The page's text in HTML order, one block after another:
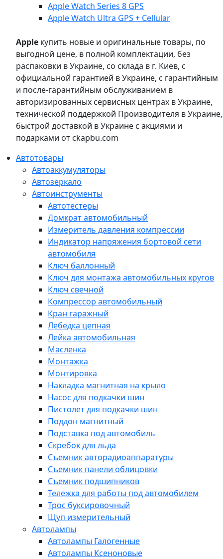
Apple Watch Series 8 GPS
Apple Watch Ultra GPS + Cellular
Apple купить новые и оригинальные товары, по
выгодной цене, в полной комплектации, без
распаковки в Украине, со склада в г. Киев, с
официальной гарантией в Украине, с гарантийным
и после-гарантийным обслуживанием в
авторизированных сервисных центрах в Украине,
технической поддержкой Производителя в Украине,
быстрой доставкой в Украине с акциями и
подарками от ckapbu.com
Автотовары
Автоаккумуляторы
Автозеркало
Автоинструменты
Автотестеры
Домкрат автомобильный
Измеритель давления компрессии
Индикатор напряжения бортовой сети
автомобиля
Ключ баллонный
Ключ для монтажа автомобильных кругов
Ключ свечной
Компрессор автомобильный
Кран гаражный
Лебедка цепная
Лейка автомобильная
Масленка
Монтажка
Монтировка
Накладка магнитная на крыло
Насос для подкачки шин
Пистолет для подкачки шин
Поддон магнитный
Подставка под автомобиль
Скребок для льда
Съемник авторадиоаппаратуры
Съемник панели облицовки
Съемник подшипников
Тележка для работы под автомобилем
Трос буксировочный
Щуп измерительный
Автолампы
Автолампы Галогенные
Автолампы Ксеноновые